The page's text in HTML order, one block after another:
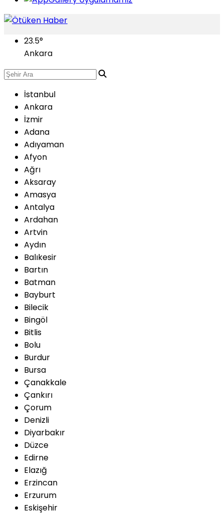
23.5°
Ankara
İstanbul
Ankara
İzmir
Adana
Adıyaman
Afyon
Ağrı
Aksaray
Amasya
Antalya
Ardahan
Artvin
Aydın
Balıkesir
Bartın
Batman
Bayburt
Bilecik
Bingöl
Bitlis
Bolu
Burdur
Bursa
Çanakkale
Çankırı
Çorum
Denizli
Diyarbakır
Düzce
Edirne
Elazığ
Erzincan
Erzurum
Eskişehir